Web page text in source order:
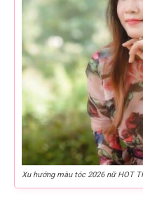
Xu hướng màu tóc 2026 nữ HOT